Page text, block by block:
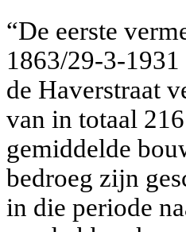
“De eerste
1863/29-3-
de Haverstraat
van in totaal
gemiddelde
bedroeg zijn
in die periode